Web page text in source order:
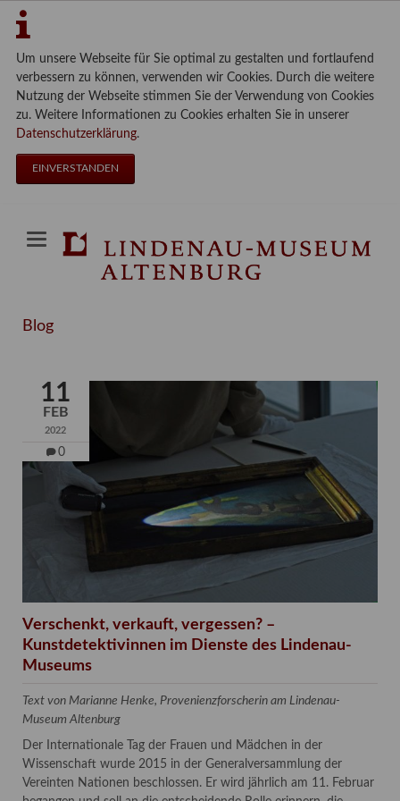
Um unsere Webseite für Sie optimal zu gestalten und fortlaufend
verbessern zu können, verwenden wir Cookies. Durch die weitere
Nutzung der Webseite stimmen Sie der Verwendung von Cookies
zu. Weitere Informationen zu Cookies erhalten Sie in unserer
Datenschutzerklärung.
EINVERSTANDEN
Blog
11
FEB
2022
0
Verschenkt, verkauft, vergessen? –
Kunstdetektivinnen im Dienste des Lindenau-
Museums
Text von Marianne Henke, Provenienzforscherin am Lindenau-
Museum Altenburg
Der Internationale Tag der Frauen und Mädchen in der
Wissenschaft wurde 2015 in der Generalversammlung der
Vereinten Nationen beschlossen. Er wird jährlich am 11. Februar